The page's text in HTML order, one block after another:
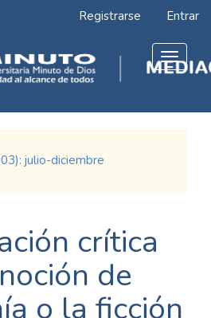
Registrarse Entrar
Toggle
julio-diciembre
crítica
de
o la ficción